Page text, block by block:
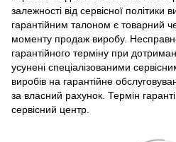
залежності від сервісної
гарантійним талоном є товарний
моменту продаж виробу.
гарантійного терміну при
усунені спеціалізованими
виробів на гарантійне
за власний рахунок. Термін
сервісний центр.